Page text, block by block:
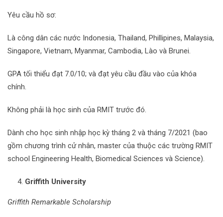
Yêu cầu hồ sơ:
Là công dân các nước Indonesia, Thailand, Phillipines, Malaysia,
Singapore, Vietnam, Myanmar, Cambodia, Lào và Brunei.
GPA tối thiểu đạt 7.0/10; và đạt yêu cầu đầu vào của khóa
chính.
Không phải là học sinh của RMIT trước đó.
Dành cho học sinh nhập học kỳ tháng 2 và tháng 7/2021 (bao
gồm chương trình cử nhân, master của thuộc các trường RMIT
school Engineering Health, Biomedical Sciences và Science).
Griffith University
Griffith Remarkable Scholarship